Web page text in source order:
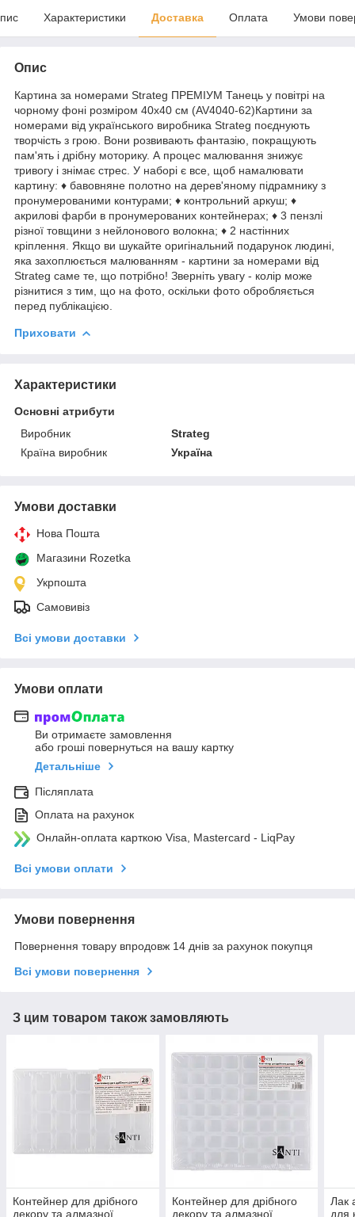
Характеристики Доставка Оплата Умови
Опис
Картина за номерами Strateg ПРЕМІУМ Танець у повітрі на
чорному фоні розміром 40х40 см (AV4040-62)Картини за
номерами від українського виробника Strateg поєднують
творчість з грою. Вони розвивають фантазію, покращують
пам'ять і дрібну моторику. А процес малювання знижує
тривогу і знімає стрес. У наборі є все, щоб намалювати
картину: ♦ бавовняне полотно на дерев'яному підрамнику з
пронумерованими контурами; ♦ контрольний аркуш; ♦
акрилові фарби в пронумерованих контейнерах; ♦ 3 пензлі
різної товщини з нейлонового волокна; ♦ 2 настінних
кріплення. Якщо ви шукайте оригінальний подарунок людині,
яка захоплюється малюванням - картини за номерами від
Strateg саме те, що потрібно! Зверніть увагу - колір може
різнитися з тим, що на фото, оскільки фото обробляється
перед публікацією.
Приховати
Характеристики
Основні атрибути
Виробник
Strateg
Країна виробник
Україна
Умови доставки
Нова Пошта
Магазини Rozetka
Укрпошта
Самовивіз
Всі умови доставки
Умови оплати
Ви отримаєте замовлення
або гроші повернуться на вашу картку
Детальніше
Післяплата
Оплата на рахунок
Онлайн-оплата карткою Visa, Mastercard - LiqPay
Всі умови оплати
Умови повернення
Повернення товару впродовж 14 днів за рахунок покупця
Всі умови повернення
З цим товаром також замовляють
Контейнер для дрібного
декору та алмазної
Контейнер для дрібного
декору та алмазної
Лак
для